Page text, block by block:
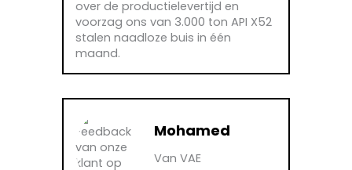
over de productielevertijd en
voorzag ons van 3.000 ton API X52
stalen naadloze buis in één
maand.
Mohamed
Van VAE